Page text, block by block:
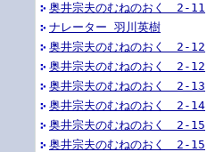
奥井宗夫のむねのおく 2-11
ナレーター 羽川英樹
奥井宗夫のむねのおく 2-12
奥井宗夫のむねのおく 2-12
奥井宗夫のむねのおく 2-13
奥井宗夫のむねのおく 2-14
奥井宗夫のむねのおく 2-15
奥井宗夫のむねのおく 2-15